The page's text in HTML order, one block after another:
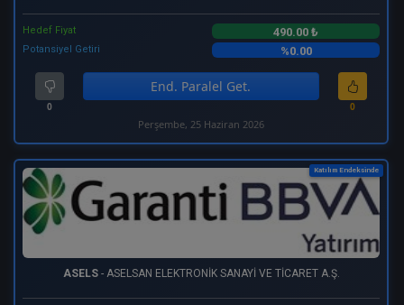
Hedef Fiyat 490.00 ₺
Potansiyel Getiri %0.00
0
End. Paralel Get.
0
Perşembe, 25 Haziran 2026
Katılım Endeksinde
ASELS- ASELSAN ELEKTRONİK SANAYİ VE TİCARET A.Ş.